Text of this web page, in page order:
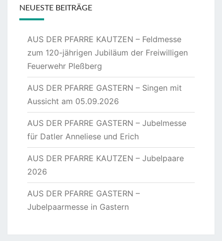
NEUESTE BEITRÄGE
AUS DER PFARRE KAUTZEN – Feldmesse
zum 120-jährigen Jubiläum der Freiwilligen
Feuerwehr Pleßberg
AUS DER PFARRE GASTERN – Singen mit
Aussicht am 05.09.2026
AUS DER PFARRE GASTERN – Jubelmesse
für Datler Anneliese und Erich
AUS DER PFARRE KAUTZEN – Jubelpaare
2026
AUS DER PFARRE GASTERN –
Jubelpaarmesse in Gastern